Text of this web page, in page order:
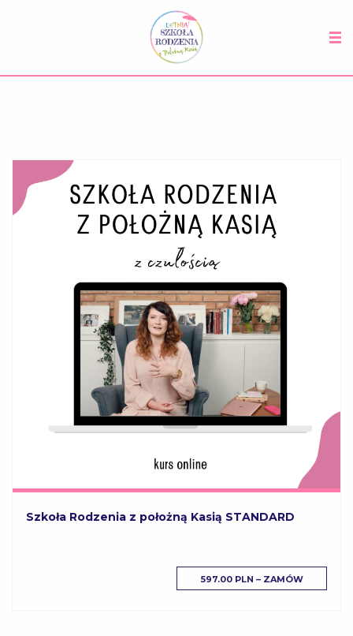
Szkoła Rodzenia z położną Kasią STANDARD
597.00 PLN – ZAMÓW